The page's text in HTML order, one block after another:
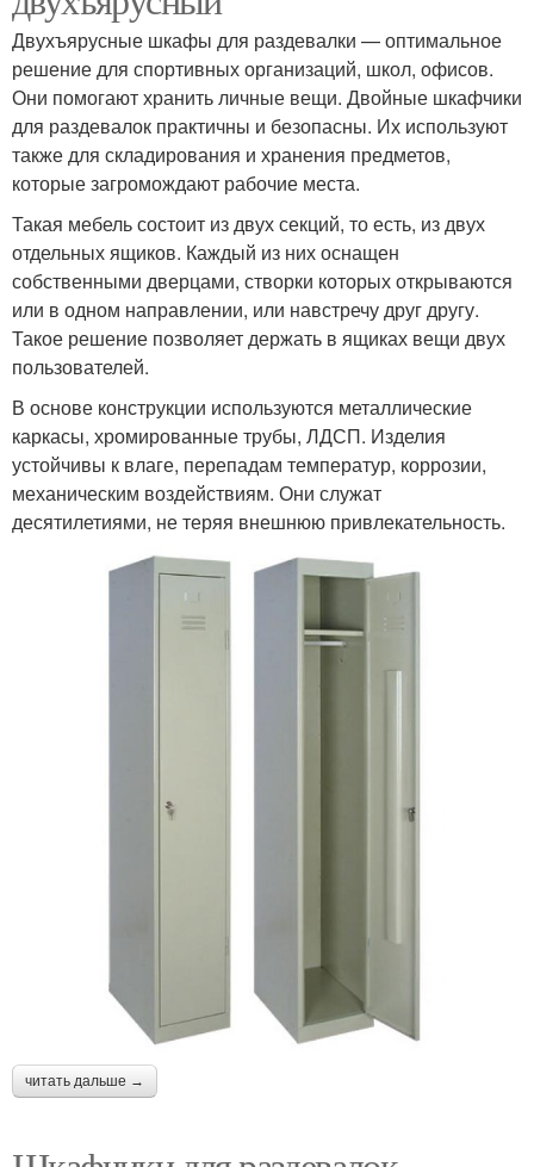
Двухъярусные шкафы для раздевалки — оптимальное
решение для спортивных организаций, школ, офисов.
Они помогают хранить личные вещи. Двойные шкафчики
для раздевалок практичны и безопасны. Их используют
также для складирования и хранения предметов,
которые загромождают рабочие места.
Такая мебель состоит из двух секций, то есть, из двух
отдельных ящиков. Каждый из них оснащен
собственными дверцами, створки которых открываются
или в одном направлении, или навстречу друг другу.
Такое решение позволяет держать в ящиках вещи двух
пользователей.
В основе конструкции используются металлические
каркасы, хромированные трубы, ЛДСП. Изделия
устойчивы к влаге, перепадам температур, коррозии,
механическим воздействиям. Они служат
десятилетиями, не теряя внешнюю привлекательность.
читать дальше →